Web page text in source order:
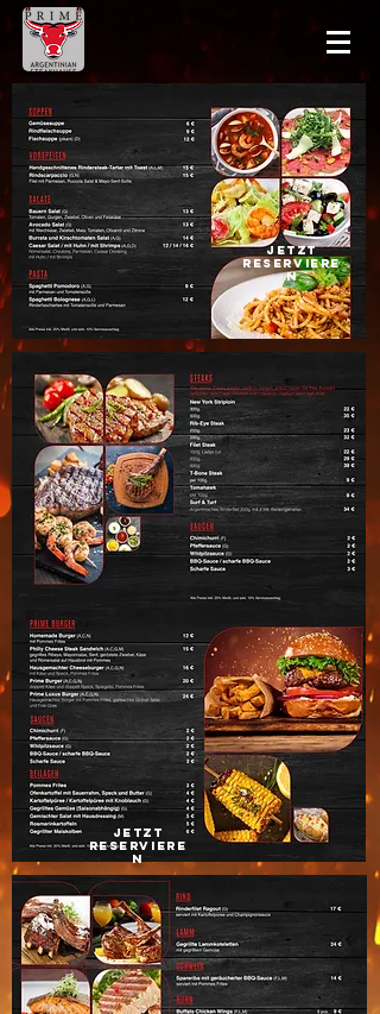
jetzt
reserviere
n
jetzt
reserviere
n